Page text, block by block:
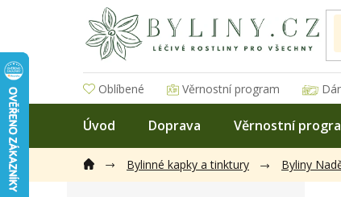
Oblíbené Věrnostní program
Úvod Doprava Věrnostní
Bylinné kapky a tinktury Byliny